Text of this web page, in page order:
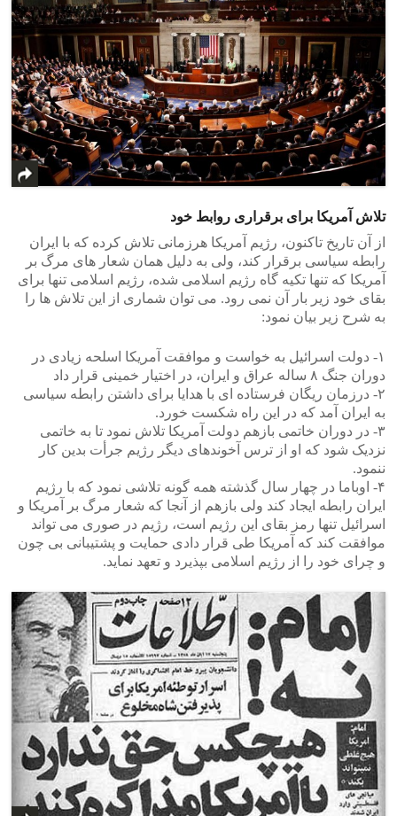
تلاش آمریکا برای برقراری روابط خود
از آن تاریخ تاکنون، رژیم آمریکا هرزمانی تلاش کرده که با ایران
رابطه سیاسی برقرار کند، ولی به دلیل همان شعار های مرگ بر
آمریکا که تنها تکیه گاه رژیم اسلامی شده، رژیم اسلامی تنها برای
بقای خود زیر بار آن نمی رود. می توان شماری از این تلاش ها را
به شرح زیر بیان نمود:
۱- دولت اسرائیل به خواست و موافقت آمریکا اسلحه زیادی در
دوران جنگ ۸ ساله عراق و ایران، در اختیار خمینی قرار داد
۲- درزمان ریگان فرستاده ای با هدایا برای داشتن رابطه سیاسی
به ایران آمد که در این راه شکست خورد.
۳- در دوران خاتمی بازهم دولت آمریکا تلاش نمود تا به خاتمی
نزدیک شود که او از ترس آخوندهای دیگر رژیم جرأت بدین کار
ننمود.
۴- اوباما در چهار سال گذشته همه گونه تلاشی نمود که با رژیم
ایران رابطه ایجاد کند ولی بازهم از آنجا که شعار مرگ بر آمریکا و
اسرائیل تنها رمز بقای این رژیم است، رژیم در صوری می تواند
موافقت کند که آمریکا طی قرار دادی حمایت و پشتیبانی بی چون
و چرای خود را از رژیم اسلامی بپذیرد و تعهد نماید.